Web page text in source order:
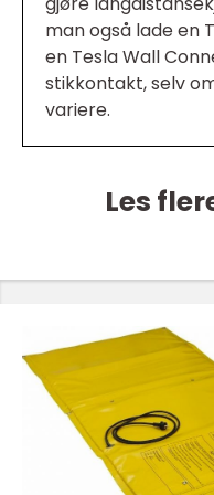
man også lade en
en Tesla Wall
stikkontakt, selv
variere.
Les